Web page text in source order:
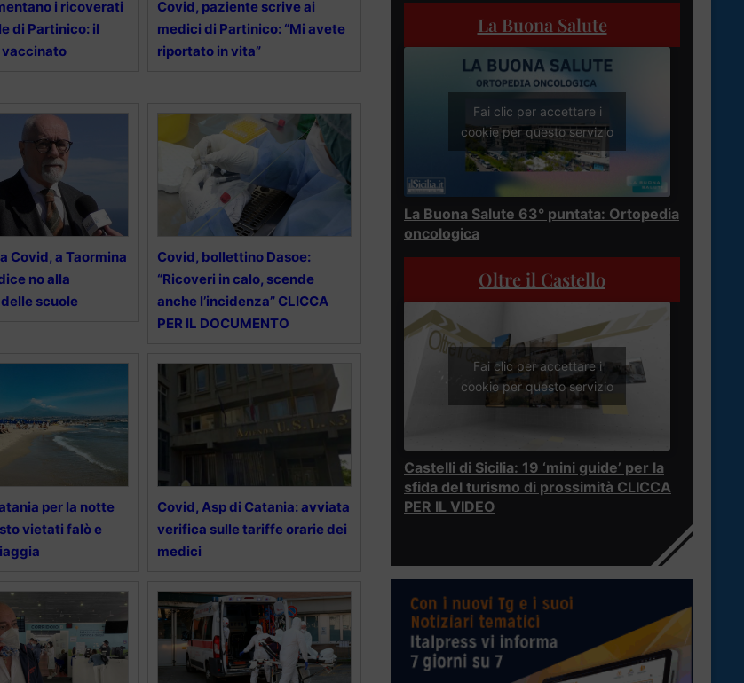
i ricoverati
di Partinico: il
vaccinato
Covid, paziente scrive ai
medici di Partinico: “Mi avete
riportato in vita”
Covid, a Taormina
no alla
scuole
Covid, bollettino Dasoe:
“Ricoveri in calo, scende
anche l’incidenza” CLICCA
PER IL DOCUMENTO
per la notte
vietati falò e
Covid, Asp di Catania: avviata
verifica sulle tariffe orarie dei
medici
La Buona Salute
Fai clic per accettare i
cookie per questo servizio
La Buona Salute 63° puntata: Ortopedia
oncologica
Oltre il Castello
Fai clic per accettare i
cookie per questo servizio
Castelli di Sicilia: 19 ‘mini guide’ per la
sfida del turismo di prossimità CLICCA
PER IL VIDEO